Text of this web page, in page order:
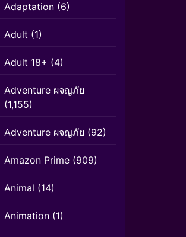
Adaptation (6)
Adult (1)
Adult 18+ (4)
Adventure ผจญภัย
(1,155)
Adventure ผจญภัย (92)
Amazon Prime (909)
Animal (14)
Animation (1)